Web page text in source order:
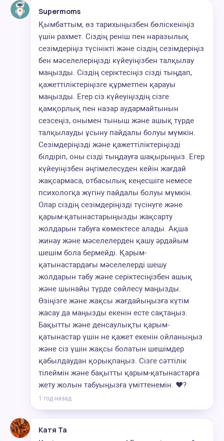
Supermoms
Қымбаттым, өз тарихыңызбен бөліскеніңіз
үшін рахмет. Сіздің реніш пен наразылық
сезімдеріңіз түсінікті және сіздің сезімдеріңіз
бен мәселелеріңізді күйеуіңізбен талқылау
маңызды. Сіздің серіктесіңіз сізді тыңдап,
қажеттіліктеріңізге құрметпен қарауы
маңызды. Егер сіз күйеуіңіздің сізге
қамқорлық пен назар аудармайтынын
сезсеңіз, онымен тыныш және ашық түрде
талқылауды ұсыну пайдалы болуы мүмкін.
Сезімдеріңізді және қажеттіліктеріңізді
білдіріп, оны сізді тыңдауға шақырыңыз. Егер
күйеуіңізбен әңгімелесуден кейін жағдай
жақсармаса, отбасылық кеңесшіге немесе
психологқа жүгіну пайдалы болуы мүмкін.
Олар сіздің сезімдеріңізді түсінуге және
қарым-қатынастарыңызды жақсарту
жолдарын табуға көмектесе алады. Ақша
жинау және мәселелерден қашу әрдайым
шешім бола бермейді. Қарым-
қатынастардағы мәселелерді шешу
жолдарын табу және серіктесіңізбен ашық
және шынайы түрде сөйлесу маңызды.
Өзіңізге және жақсы жағдайыңызға күтім
жасау да маңызды екенін есте сақтаңыз.
Бақытты және денсаулықты қарым-
қатынастар үшін не қажет екенін ойланыңыз
және сіз үшін жақсы болатын шешімдер
қабылдаудан қорықпаңыз. Сізге сәттілік
тілеймін және бақытты қарым-қатынастарға
жету жолын табуыңызға үміттенемін. ❤️?
1 год назад
Катя Та